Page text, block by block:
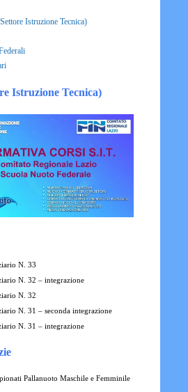
Istruzione Tecnica)
Istruzione Tecnica)
N. 33
N. 32 – integrazione
N. 32
N. 31 – seconda integrazione
N. 31 – integrazione
Pallanuoto Maschile e Femminile